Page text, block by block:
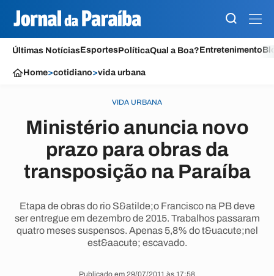
Últimas NotíciasEsportesPolíticaQual a Boa?Entretenimento
Home>cotidiano>vida urbana
VIDA URBANA
Ministério anuncia novo
prazo para obras da
transposição na Paraíba
Etapa de obras do rio S&atilde;o Francisco na PB deve
ser entregue em dezembro de 2015. Trabalhos passaram
quatro meses suspensos. Apenas 5,8% do t&uacute;nel
est&aacute; escavado.
Publicado em 29/07/2011 às 17:58